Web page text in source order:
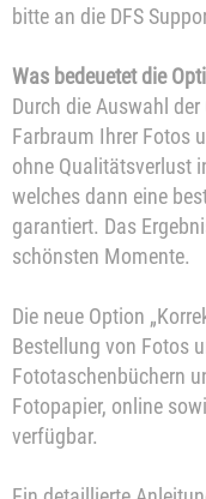
bitte an die DFS
Was bedeuetet die
Durch die Auswahl
Farbraum Ihrer Fotos
ohne Qualitätsverlust
welches dann eine
garantiert. Das
schönsten Momente.
Die neue Option
Bestellung von Fotos
Fototaschenbüchern
Fotopapier, online
verfügbar.